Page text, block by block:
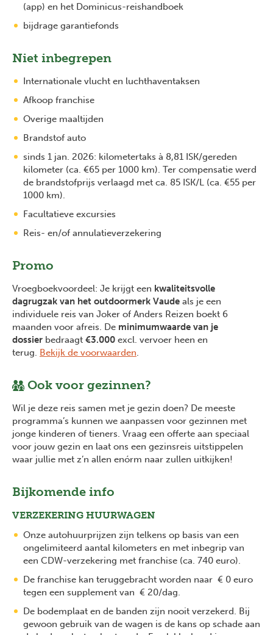
(app) en het Dominicus-reishandboek
bijdrage garantiefonds
Niet inbegrepen
Internationale vlucht en luchthaventaksen
Afkoop franchise
Overige maaltijden
Brandstof auto
sinds 1 jan. 2026: kilometertaks à 8,81 ISK/gereden
kilometer (ca. €65 per 1000 km). Ter compensatie werd
de brandstofprijs verlaagd met ca. 85 ISK/L (ca. €55 per
1000 km).
Facultatieve excursies
Reis- en/of annulatieverzekering
Promo
Vroegboekvoordeel: Je krijgt een kwaliteitsvolle
dagrugzak van het outdoormerk Vaude als je een
individuele reis van Joker of Anders Reizen boekt 6
maanden voor afreis. De minimumwaarde van je
dossier bedraagt €3.000 excl. vervoer heen en
terug. Bekijk de voorwaarden.
Ook voor gezinnen?
Wil je deze reis samen met je gezin doen? De meeste
programma’s kunnen we aanpassen voor gezinnen met
jonge kinderen of tieners. Vraag een offerte aan speciaal
voor jouw gezin en laat ons een gezinsreis uitstippelen
waar jullie met z’n allen enórm naar zullen uitkijken!
Bijkomende info
VERZEKERING HUURWAGEN
Onze autohuurprijzen zijn telkens op basis van een
ongelimiteerd aantal kilometers en met inbegrip van
een CDW-verzekering met franchise (ca. 740 euro).
De franchise kan teruggebracht worden naar € 0 euro
tegen een supplement van € 20/dag.
De bodemplaat en de banden zijn nooit verzekerd. Bij
gewoon gebruik van de wagen is de kans op schade aan